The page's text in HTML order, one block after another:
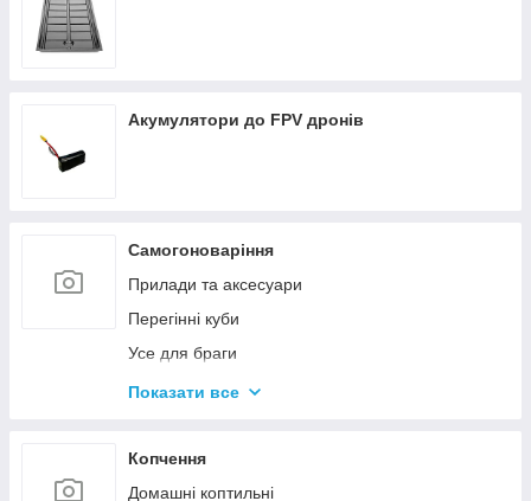
Акумулятори до FPV дронів
Самогоноваріння
Прилади та аксесуари
Перегінні куби
Усе для браги
Комплектуючі та запчастини
Колони без ємності
Показати все
Копчення
Домашні коптильні